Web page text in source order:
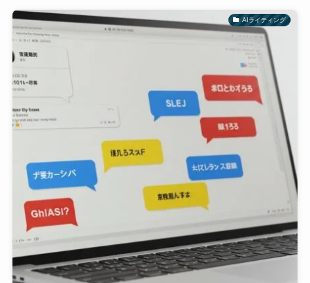
AIライティング